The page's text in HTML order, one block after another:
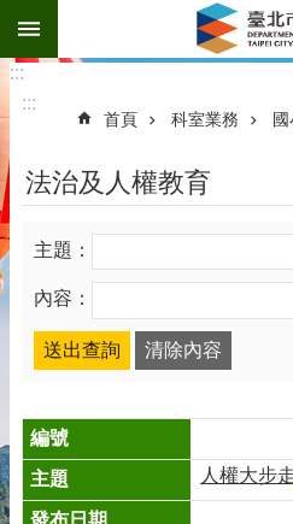
跳到主要內容區塊
:::
:::
首頁 科室業務
法治及人權教育
主題：
內容：
人權大步